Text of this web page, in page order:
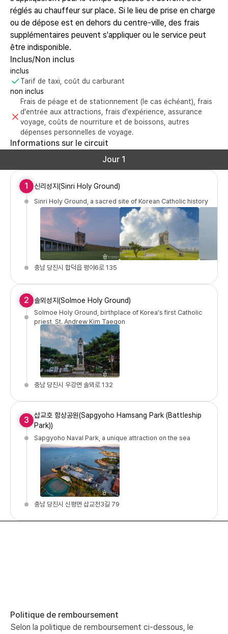
réglés au chauffeur sur place. Si le lieu de prise en charge
ou de dépose est en dehors du centre-ville, des frais
supplémentaires peuvent s'appliquer ou le service peut
être indisponible.
Inclus/Non inclus
inclus
Tarif de taxi, coût du carburant
non inclus
Frais de péage et de stationnement (le cas échéant), frais
d'entrée aux attractions, frais d'expérience, assurance
voyage, coûts de nourriture et de boissons, autres
dépenses personnelles de voyage.
Informations sur le circuit
Jour 1
1 신리성지(Sinri Holy Ground)
Sinri Holy Ground, a sacred site of Korean Catholic history
충남 당진시 합덕읍 평야6로 135
2 솔뫼성지(Solmoe Holy Ground)
Solmoe Holy Ground, birthplace of Korea’s first Catholic
priest, St. Andrew Kim Taegon
충남 당진시 우강면 솔뫼로 132
3
삽교호 함상공원(Sapgyoho Hamsang Park (Battleship
Park))
Sapgyoho Naval Park, a unique attraction on the sea
충남 당진시 신평면 삽교천3길 79
Politique de remboursement
Selon la politique de remboursement ci-dessous, le